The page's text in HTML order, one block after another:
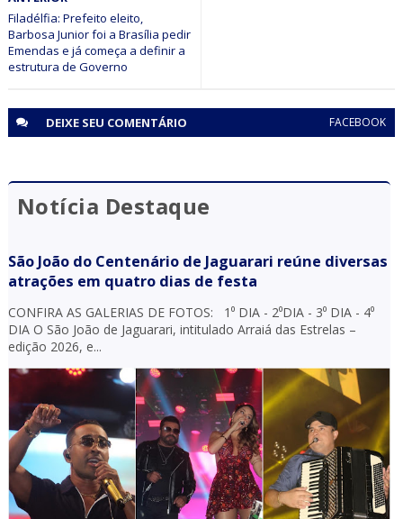
tráfico de drogas em Juazeiro (BA)
Filadélfia: Prefeito eleito,
Barbosa Junior foi a Brasília pedir
Emendas e já começa a definir a
estrutura de Governo
DEIXE SEU COMENTÁRIO FACEBOOK
Notícia Destaque
São João do Centenário de Jaguarari reúne diversas
atrações em quatro dias de festa
CONFIRA AS GALERIAS DE FOTOS: 1⁰ DIA - 2⁰DIA - 3⁰ DIA - 4⁰
DIA O São João de Jaguarari, intitulado Arraiá das Estrelas –
edição 2026, e...